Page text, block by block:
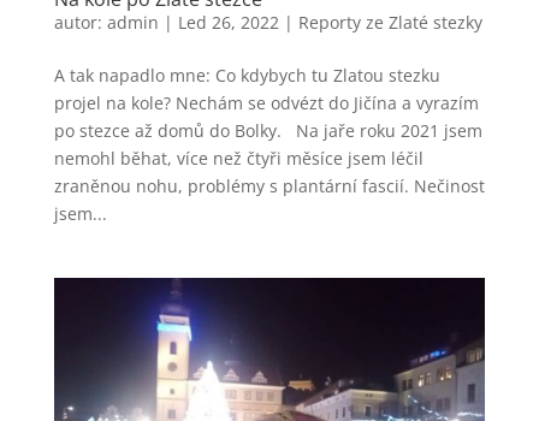
autor: admin | Led 26, 2022| Reporty ze Zlaté stezky
A tak napadlo mne: Co kdybych tu Zlatou stezku
projel na kole? Nechám se odvézt do Jičína a vyrazím
po stezce až domů do Bolky. Na jaře roku 2021 jsem
nemohl běhat, více než čtyři měsíce jsem léčil
zraněnou nohu, problémy s plantární fascií. Nečinost
jsem...